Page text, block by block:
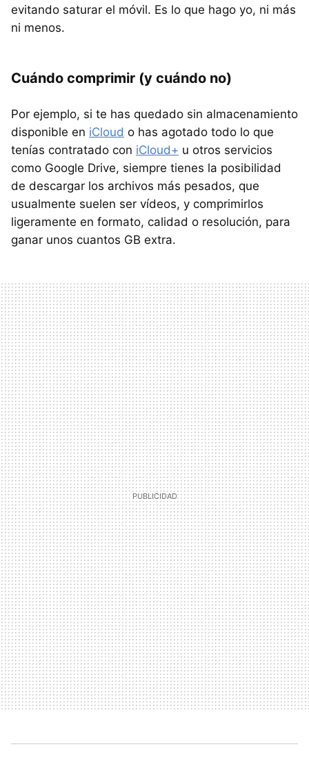
evitando saturar el móvil. Es lo que hago yo, ni más
ni menos.
Cuándo comprimir (y cuándo no)
Por ejemplo, si te has quedado sin almacenamiento
disponible en iCloud o has agotado todo lo que
tenías contratado con iCloud+ u otros servicios
como Google Drive, siempre tienes la posibilidad
de descargar los archivos más pesados, que
usualmente suelen ser vídeos, y comprimirlos
ligeramente en formato, calidad o resolución, para
ganar unos cuantos GB extra.